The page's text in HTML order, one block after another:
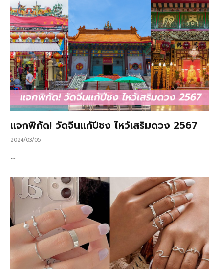
แจกพิกัด! วัดจีนแก้ปีชง ไหว้เสริมดวง 2567
2024/03/05
…